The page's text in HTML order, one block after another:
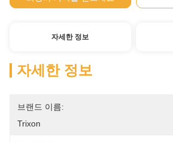
자세한 정보
자세한 정보
브랜드 이름:
Trixon